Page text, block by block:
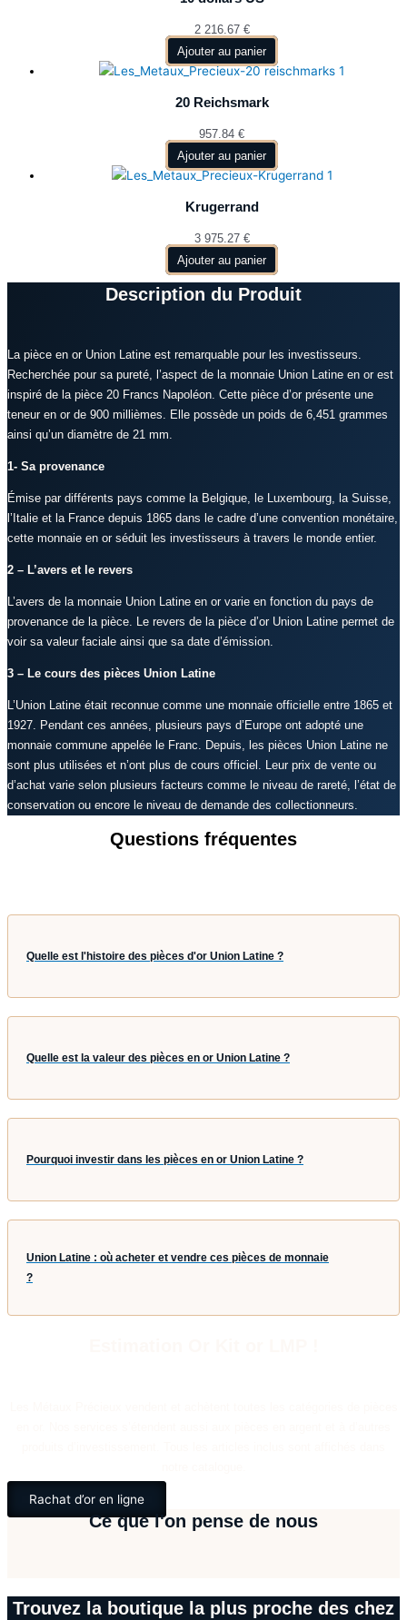
2 216.67 €
Ajouter au panier
20 Reichsmark
957.84 €
Ajouter au panier
Krugerrand
3 975.27 €
Ajouter au panier
Description du Produit
La pièce en or Union Latine est remarquable pour les investisseurs.
Recherchée pour sa pureté, l’aspect de la monnaie Union Latine en or est
inspiré de la pièce 20 Francs Napoléon. Cette pièce d’or présente une
teneur en or de 900 millièmes. Elle possède un poids de 6,451 grammes
ainsi qu’un diamètre de 21 mm.
1- Sa provenance
Émise par différents pays comme la Belgique, le Luxembourg, la Suisse,
l’Italie et la France depuis 1865 dans le cadre d’une convention monétaire,
cette monnaie en or séduit les investisseurs à travers le monde entier.
2 – L’avers et le revers
L’avers de la monnaie Union Latine en or varie en fonction du pays de
provenance de la pièce. Le revers de la pièce d’or Union Latine permet de
voir sa valeur faciale ainsi que sa date d’émission.
3 – Le cours des pièces Union Latine
L’Union Latine était reconnue comme une monnaie officielle entre 1865 et
1927. Pendant ces années, plusieurs pays d’Europe ont adopté une
monnaie commune appelée le Franc. Depuis, les pièces Union Latine ne
sont plus utilisées et n’ont plus de cours officiel. Leur prix de vente ou
d’achat varie selon plusieurs facteurs comme le niveau de rareté, l’état de
conservation ou encore le niveau de demande des collectionneurs.
Questions fréquentes
Quelle est l'histoire des pièces d'or Union Latine ?
Quelle est la valeur des pièces en or Union Latine ?
Pourquoi investir dans les pièces en or Union Latine ?
Union Latine : où acheter et vendre ces pièces de monnaie
?
Rachat d’or en ligne
Ce que l'on pense de nous
Trouvez la boutique la plus proche des chez